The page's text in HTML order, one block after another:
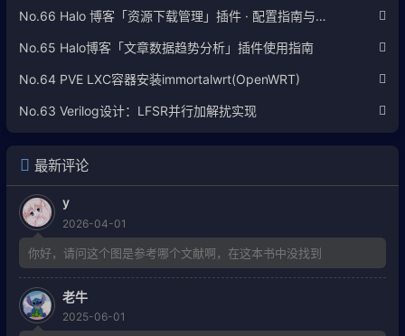
No.66 Halo 博客「资源下载管理」插件 · 配置指南与使用说明
No.65 Halo博客「文章数据趋势分析」插件使用指南
No.64 PVE LXC容器安装immortalwrt(OpenWRT)
No.63 Verilog设计：LFSR并行加解扰实现
最新评论
y
2026-04-01
你好，请问这个图是参考哪个文献啊，在这本书中没找到
老牛
2025-06-01